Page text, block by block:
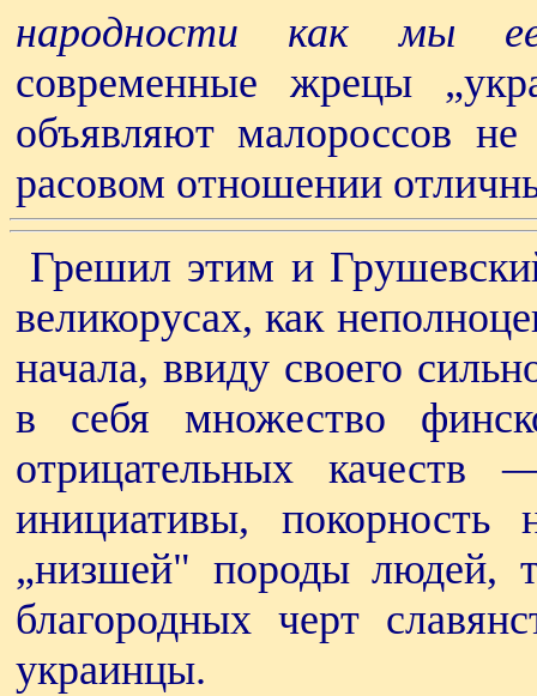
народности как мы ее
современные жрецы
объявляют малороссов
расовом отношении
Грешил этим и
великорусах, как
начала, ввиду своего
в себя множество
отрицательных качеств
инициативы, покорность
„низшей" породы людей,
благородных черт
украинцы.